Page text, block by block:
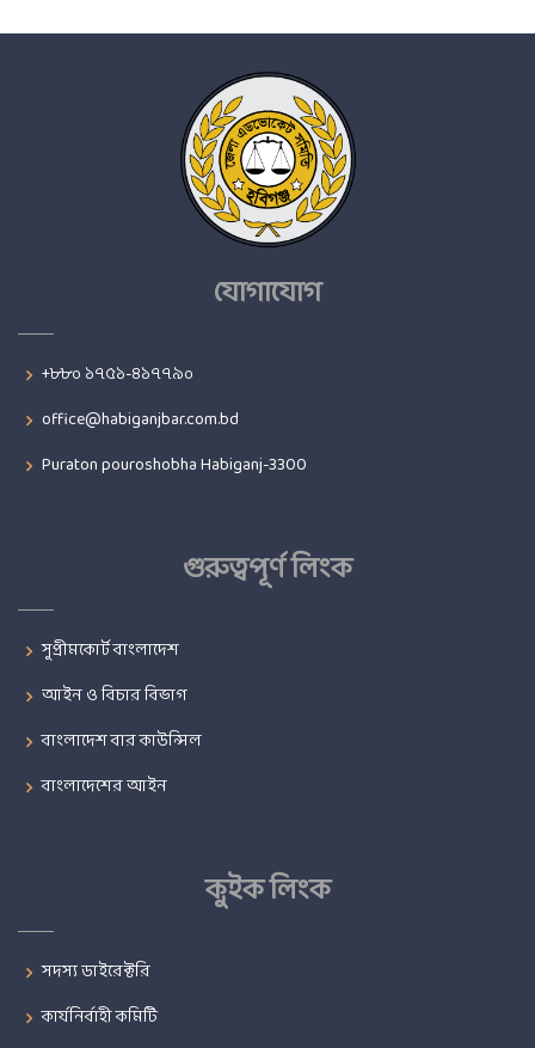
যোগাযোগ
+৮৮০ ১৭৫১-৪১৭৭৯০
office@habiganjbar.com.bd
Puraton pouroshobha Habiganj-3300
গুরুত্বপূর্ণ লিংক
সুপ্রীমকোর্ট বাংলাদেশ
আইন ও বিচার বিভাগ
বাংলাদেশ বার কাউন্সিল
বাংলাদেশের আইন
কুইক লিংক
সদস্য ডাইরেক্টরি
কার্যনির্বাহী কমিটি